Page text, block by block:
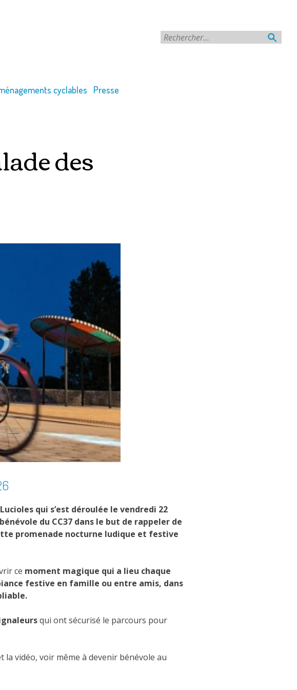
cyclables Presse
des
qui s’est déroulée le vendredi 22
du CC37 dans le but de rappeler de
promenade nocturne ludique et festive
ce moment magique qui a lieu chaque
festive en famille ou entre amis, dans
qui ont sécurisé le parcours pour
la vidéo, voir même à devenir bénévole au